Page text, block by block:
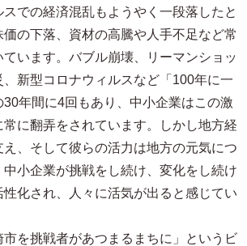
での経済混乱もようやく一段落したと
価の下落、資材の高騰や人手不足など常
います。バブル崩壊、リーマンショッ
、新型コロナウィルスなど「100年に一
30年間に4回もあり、中小企業はこの激
に翻弄をされています。しかし地方経
、そして彼らの活力は地方の元気につ
小企業が挑戦をし続け、変化をし続け
性化され、人々に活気が出ると感じてい
市を挑戦者があつまるまちに」というビ